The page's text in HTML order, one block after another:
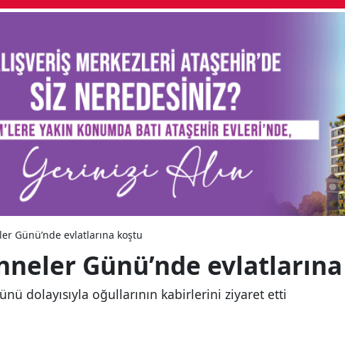
Günü’nde evlatlarına koştu
Günü’nde
dolayısıyla oğullarının kabirlerini ziyaret etti